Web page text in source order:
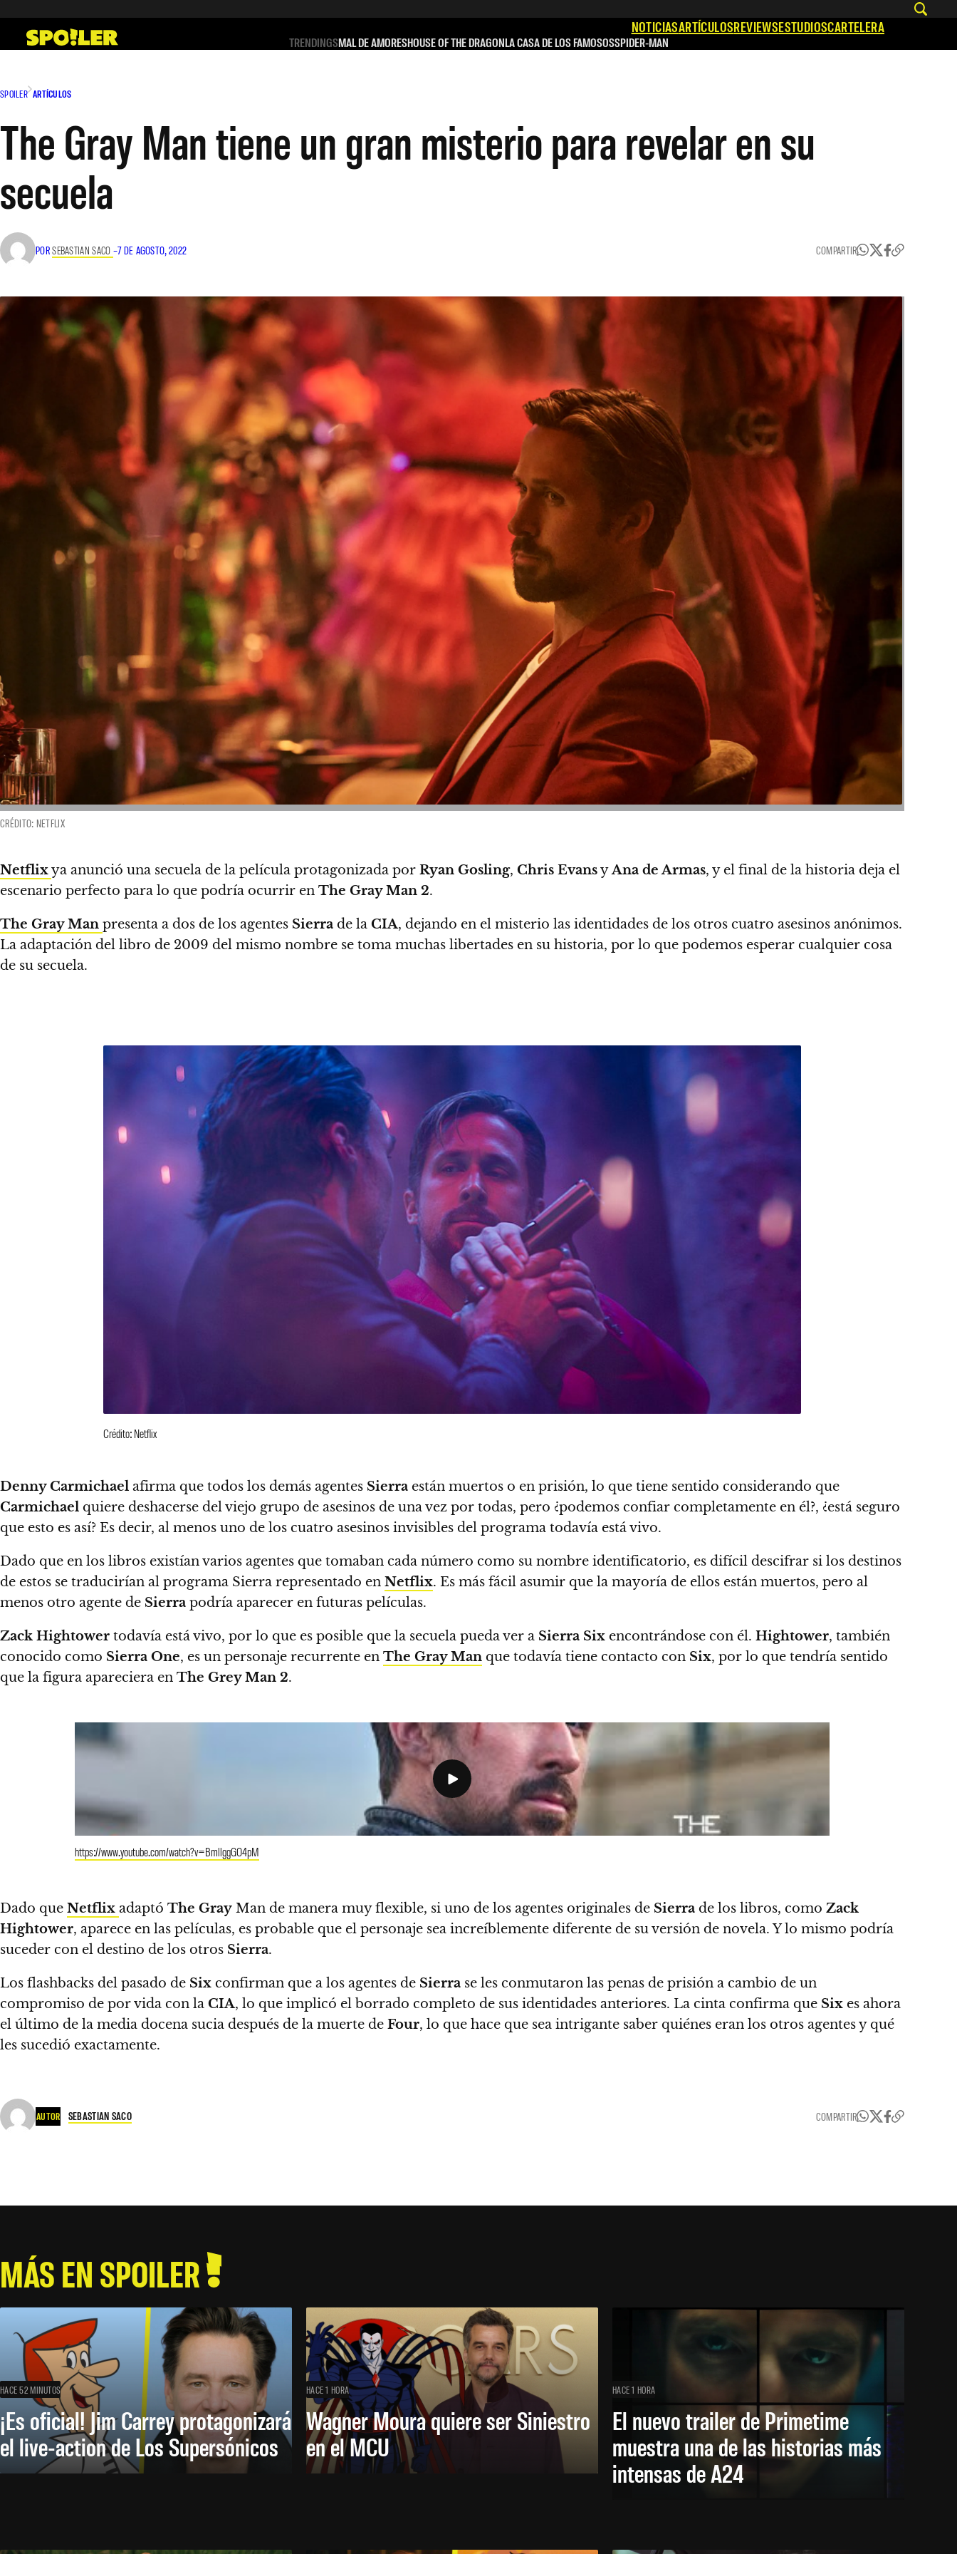
contenido
NOTICIASARTÍCULOSREVIEWSESTUDIOSCARTELERA
TRENDINGSMAL DE AMORESHOUSE OF THE DRAGONLA CASA DE LOS FAMOSOSSPIDER-MAN
SPOILER ARTÍCULOS
The Gray Man tiene un gran misterio para revelar en su
secuela
PORSEBASTIAN SACO –7 DE AGOSTO, 2022 COMPARTIR
CRÉDITO: NETFLIX
Netflixya anunció una secuela de la película protagonizada por Ryan Gosling, Chris EvansyAna de Armas, y el final de la historia deja el
escenario perfecto para lo que podría ocurrir en The Gray Man 2.
The Gray Man presenta a dos de los agentes Sierra de la CIA, dejando en el misterio las identidades de los otros cuatro asesinos anónimos.
La adaptación del libro de 2009 del mismo nombre se toma muchas libertades en su historia, por lo que podemos esperar cualquier cosa
de su secuela.
Crédito: Netflix
Denny Carmichael afirma que todos los demás agentes Sierra están muertos o en prisión, lo que tiene sentido considerando que
Carmichael quiere deshacerse del viejo grupo de asesinos de una vez por todas, pero ¿podemos confiar completamente en él?, ¿está seguro
que esto es así? Es decir, al menos uno de los cuatro asesinos invisibles del programa todavía está vivo.
Dado que en los libros existían varios agentes que tomaban cada número como su nombre identificatorio, es difícil descifrar si los destinos
de estos se traducirían al programa Sierra representado en Netflix. Es más fácil asumir que la mayoría de ellos están muertos, pero al
menos otro agente de Sierra podría aparecer en futuras películas.
Zack Hightower todavía está vivo, por lo que es posible que la secuela pueda ver a Sierra Six encontrándose con él. Hightower, también
conocido como Sierra One, es un personaje recurrente en The Gray Man que todavía tiene contacto con Six, por lo que tendría sentido
que la figura apareciera en The Grey Man 2.
https://www.youtube.com/watch?v=BmllggGO4pM
Dado que Netflix adaptó The Gray Man de manera muy flexible, si uno de los agentes originales de Sierra de los libros, como Zack
Hightower, aparece en las películas, es probable que el personaje sea increíblemente diferente de su versión de novela. Y lo mismo podría
suceder con el destino de los otros Sierra.
Los flashbacks del pasado de Six confirman que a los agentes de Sierra se les conmutaron las penas de prisión a cambio de un
compromiso de por vida con la CIA, lo que implicó el borrado completo de sus identidades anteriores. La cinta confirma que Six es ahora
el último de la media docena sucia después de la muerte de Four, lo que hace que sea intrigante saber quiénes eran los otros agentes y qué
les sucedió exactamente.
AUTOR SEBASTIAN SACO COMPARTIR
MÁS EN SPOILER
HACE 52 MINUTOS
¡Es oficial! Jim Carrey protagonizará
el live-action de Los Supersónicos
HACE 1 HORA
Wagner Moura quiere ser Siniestro
en el MCU
HACE 1 HORA
El nuevo trailer de Primetime
muestra una de las historias más
intensas de A24